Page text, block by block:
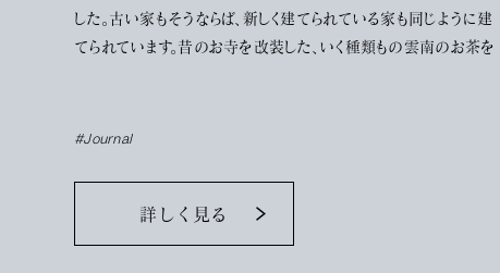
した。古い家もそうならば、新しく建てられている家も同じように建
てられています。昔のお寺を改装した、いく種類もの雲南のお茶を
#Journal
詳しく見る